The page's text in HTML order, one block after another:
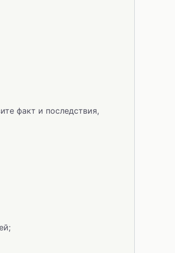
факт и последствия,